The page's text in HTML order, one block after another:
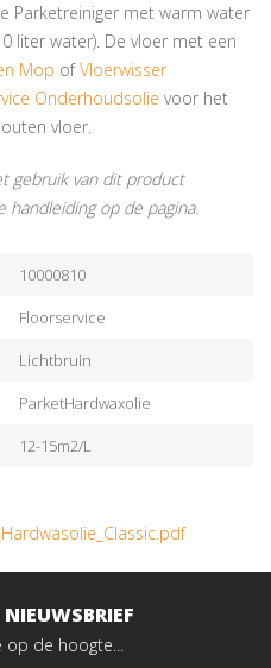
Parketreiniger met warm water
liter water). De vloer met een
Mop ofVloerwisser
Onderhoudsolie voor het
vloer.
gebruik van dit product
handleiding op de pagina.
10000810
Floorservice
Lichtbruin
ParketHardwaxolie
12-15m2/L
op de hoogte...